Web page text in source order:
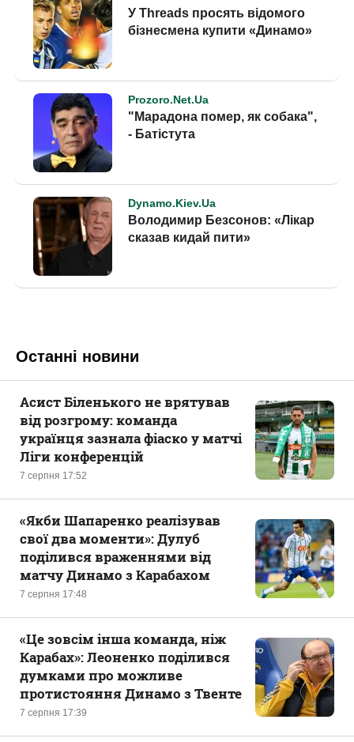
Останні новини
7 серпня 17:52
Асист Біленького не врятував
від розгрому: команда
українця зазнала фіаско у матчі
Ліги конференцій
7 серпня 17:48
«Якби Шапаренко реалізував
свої два моменти»: Дулуб
поділився враженнями від
матчу Динамо з Карабахом
7 серпня 17:39
«Це зовсім інша команда, ніж
Карабах»: Леоненко поділився
думками про можливе
протистояння Динамо з Твенте